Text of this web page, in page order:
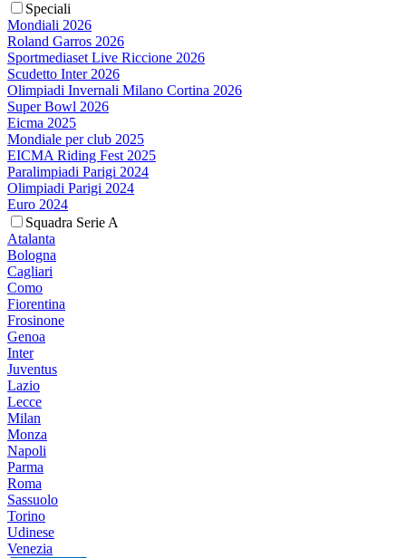
Speciali
Mondiali 2026
Roland Garros 2026
Sportmediaset Live Riccione 2026
Scudetto Inter 2026
Olimpiadi Invernali Milano Cortina 2026
Super Bowl 2026
Eicma 2025
Mondiale per club 2025
EICMA Riding Fest 2025
Paralimpiadi Parigi 2024
Olimpiadi Parigi 2024
Euro 2024
Squadra Serie A
Atalanta
Bologna
Cagliari
Como
Fiorentina
Frosinone
Genoa
Inter
Juventus
Lazio
Lecce
Milan
Monza
Napoli
Parma
Roma
Sassuolo
Torino
Udinese
Venezia